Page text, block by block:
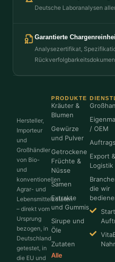
Deutsche Laboranalysen
Garantierte
Analysezertifikat,
Hersteller,
Importeur
und
Großhändler
von Bio-
und
konventionellen
Agrar- und
Lebensmittelzutaten
– direkt vom
Ursprung
bezogen, in
Deutschland
getestet, in
die EU und
PRODUKTE
Kräuter &
Blumen
Gewürze
und Pulver
Getrockene
Früchte &
Nüsse
Samen
Extrakte
und Gummis
Sirupe und
Öle
Zutaten
Alle
/ OEM
Export &
Logistik
die wir